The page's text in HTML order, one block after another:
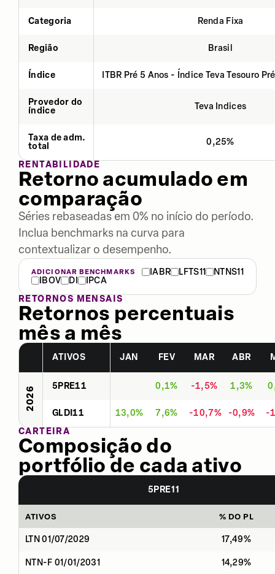
Categoria Renda Fixa
Região Brasil
Índice ITBR Pré 5 Anos - Índice Teva Tesouro
Provedor do
índice
Teva Indices
Taxa de adm.
total
0,25%
RENTABILIDADE
Retorno acumulado em
comparação
Séries rebaseadas em 0% no início do período.
Inclua benchmarks na curva para
contextualizar o desempenho.
ADICIONAR BENCHMARKS IABR LFTS11
NTNS11
IBOV
DI
IPCA
RETORNOS MENSAIS
Retornos percentuais
mês a mês
ATIVOS JAN FEV MAR ABR
2026 5PRE11 0,1% -1,5% 1,3%
GLDI11 13,0% 7,6% -10,7% -0,9%
-
CARTEIRA
Composição do
portfólio de cada ativo
5PRE11
ATIVOS % DO PL
LTN 01/07/2029 17,49%
NTN-F 01/01/2031 14,29%